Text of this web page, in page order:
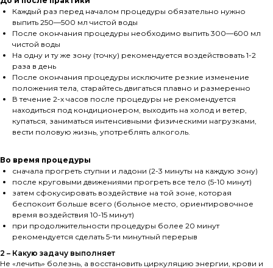
Каждый раз перед началом процедуры обязательно нужно
выпить 250—500 мл чистой воды
После окончания процедуры необходимо выпить 300—600 мл
чистой воды
На одну и ту же зону (точку) рекомендуется воздействовать 1-2
раза в день
После окончания процедуры исключите резкие изменение
положения тела, старайтесь двигаться плавно и размеренно
В течение 2-x часов после процедуры не рекомендуется
находиться под кондиционером, выходить на холод и ветер,
купаться, заниматься интенсивными физическими нагрузками,
вести половую жизнь, употреблять алкоголь.
Во время процедуры
сначала прогреть ступни и ладони (2-3 минуты на каждую зону)
после круговыми движениями прогреть все тело (5-10 минут)
затем сфокусировать воздействие на той зоне, которая
беспокоит больше всего (больное место, ориентировочное
время воздействия 10-15 минут)
при продолжительности процедуры более 20 минут
рекомендуется сделать 5-ти минутный перерыв
2 – Какую задачу выполняет
Не «лечить» болезнь, а восстановить циркуляцию энергии, крови и